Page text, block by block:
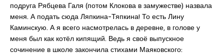
подруга Рябцева Галя (потом Клокова в замужестве) назвала
меня. А подать сюда Ляпкина-Тяпкина! То есть Лину
Каминскую. А я всего насмотрелась в деревне, в голове у
меня был как котёл кипящий. Ведь я своё выпускное
сочинение в школе закончила стихами Маяковского: